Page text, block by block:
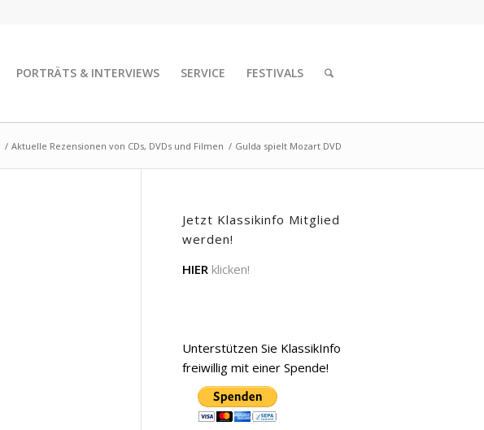
PORTRÄTS & INTERVIEWS SERVICE FESTIVALS
/ Aktuelle Rezensionen von CDs, DVDs und Filmen / Gulda spielt Mozart DVD
Jetzt Klassikinfo Mitglied
werden!
HIER klicken!
Unterstützen Sie KlassikInfo
freiwillig mit einer Spende!